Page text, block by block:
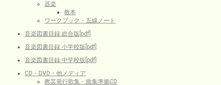
器楽
教本
ワークブック・五線ノート
音楽図書目録 総合版[pdf]
音楽図書目録 小学校版[pdf]
音楽図書目録 中学校版[pdf]
CD・DVD・他メディア
教芸発行歌集・曲集準拠CD